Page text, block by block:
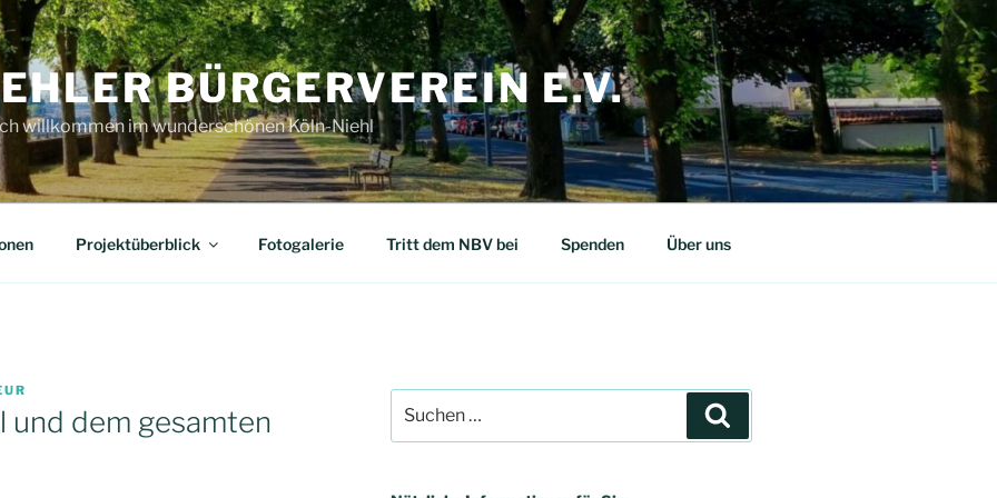
BÜRGERVEREIN E.V.
willkommen im wunderschönen Köln-Niehl
Projektüberblick Fotogalerie Tritt dem NBV bei Spenden Über uns
und dem gesamten
nach: